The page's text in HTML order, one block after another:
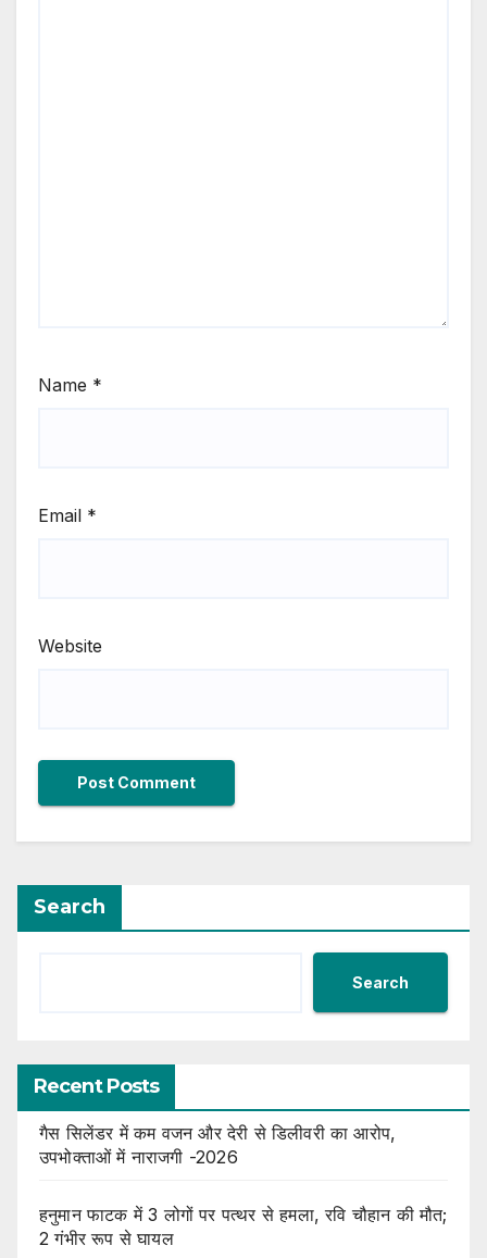
Name *
Email *
Website
Search
Search
Recent Posts
गैस सिलेंडर में कम वजन और देरी से डिलीवरी का आरोप,
उपभोक्ताओं में नाराजगी -2026
हनुमान फाटक में 3 लोगों पर पत्थर से हमला, रवि चौहान की मौत;
2 गंभीर रूप से घायल